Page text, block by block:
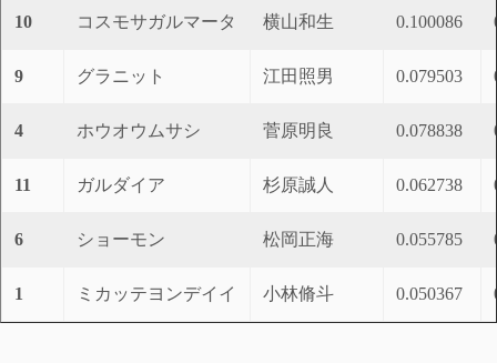
10 コスモサガルマータ 横山和生 0.100086
9 グラニット 江田照男 0.079503
4 ホウオウムサシ 菅原明良 0.078838
11 ガルダイア 杉原誠人 0.062738
6 ショーモン 松岡正海 0.055785
1 ミカッテヨンデイイ 小林脩斗 0.050367